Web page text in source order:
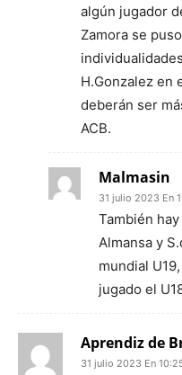
algún jugador
Zamora se
H.Gonzalez en
deberán ser
ACB.
Malmasin
31 julio 2023 En
También
Almansa y
mundial
jugado el
Aprendiz de
31 julio 2023 En